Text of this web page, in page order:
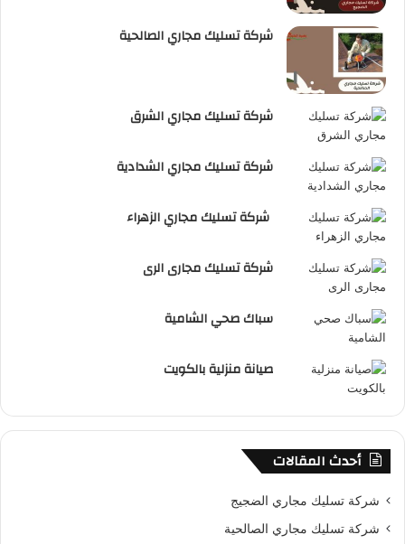
شركة تسليك مجاري الصالحية
شركة تسليك مجاري الشرق
شركة تسليك مجاري الشدادية
شركة تسليك مجاري الزهراء
شركة تسليك مجارى الرى
سباك صحي الشامية
صيانة منزلية بالكويت
أحدث المقالات
شركة تسليك مجاري الضجيج
شركة تسليك مجاري الصالحية